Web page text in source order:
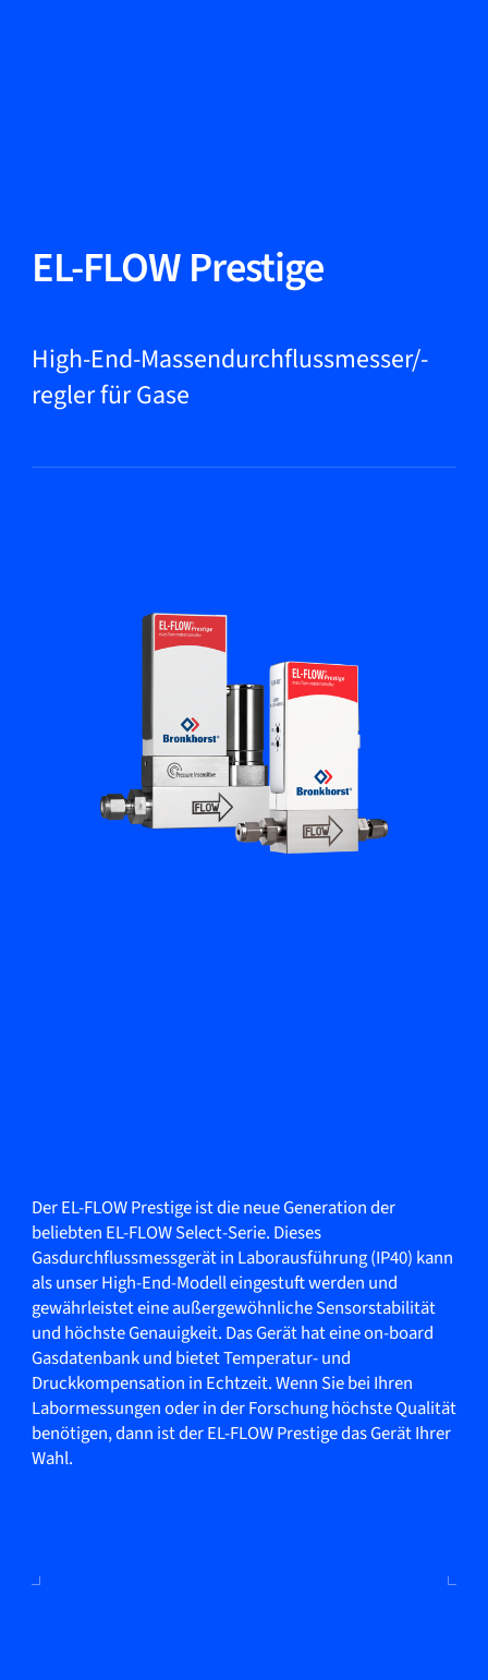
Produkte
Märkte
Bronkhorst
Kontakt aufnehmen
EL-FLOW Prestige
High-End-Massendurchflussmesser/-
regler für Gase
Der EL-FLOW Prestige ist die neue Generation der
beliebten EL-FLOW Select-Serie. Dieses
Gasdurchflussmessgerät in Laborausführung (IP40) kann
als unser High-End-Modell eingestuft werden und
gewährleistet eine außergewöhnliche Sensorstabilität
und höchste Genauigkeit. Das Gerät hat eine on-board
Gasdatenbank und bietet Temperatur- und
Druckkompensation in Echtzeit. Wenn Sie bei Ihren
Labormessungen oder in der Forschung höchste Qualität
benötigen, dann ist der EL-FLOW Prestige das Gerät Ihrer
Wahl.